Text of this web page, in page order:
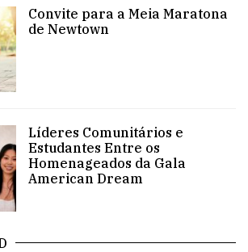
Convite para a Meia Maratona
de Newtown
Líderes Comunitários e
Estudantes Entre os
Homenageados da Gala
American Dream